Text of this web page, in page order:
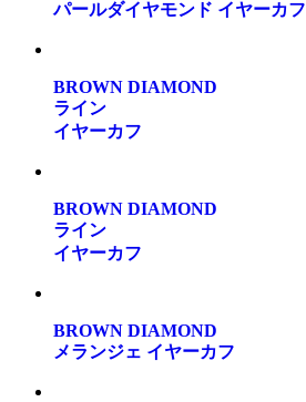
パールダイヤモンド イヤーカフ
BROWN DIAMOND
ライン
イヤーカフ
BROWN DIAMOND
ライン
イヤーカフ
BROWN DIAMOND
メランジェ イヤーカフ